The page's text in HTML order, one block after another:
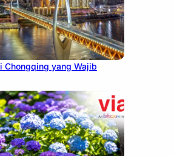
Chongqing yang Wajib